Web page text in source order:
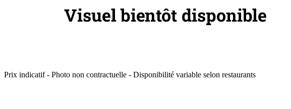
Prix indicatif - Photo non contractuelle - Disponibilité variable selon restaurants